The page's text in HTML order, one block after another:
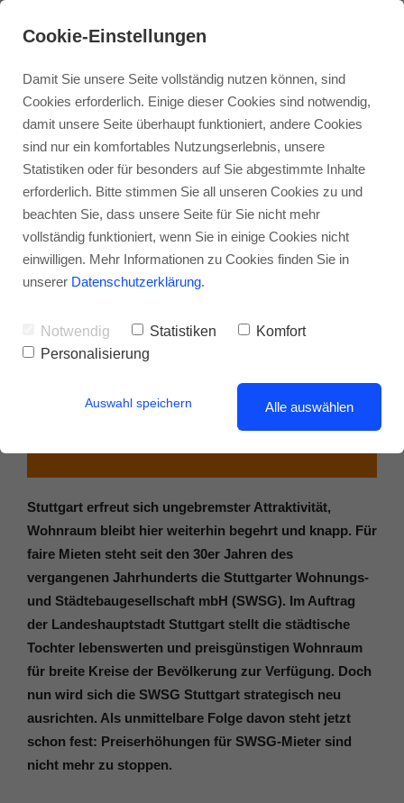
Mieterhöhungen für SWSG-Mieter in
Stuttgart sind beschlossene Sache
Stuttgart erfreut sich ungebremster Attraktivität,
Wohnraum bleibt hier weiterhin begehrt und knapp. Für
faire Mieten steht seit den 30er Jahren des
vergangenen Jahrhunderts die Stuttgarter Wohnungs‐
und Städtebaugesellschaft mbH (SWSG). Im Auftrag
der Landeshauptstadt Stuttgart stellt die städtische
Tochter lebenswerten und preisgünstigen Wohnraum
für breite Kreise der Bevölkerung zur Verfügung. Doch
nun wird sich die SWSG Stuttgart strategisch neu
ausrichten. Als unmittelbare Folge davon steht jetzt
schon fest: Preiserhöhungen für SWSG-Mieter sind
nicht mehr zu stoppen.
Cookie-Einstellungen
Damit Sie unsere Seite vollständig nutzen können, sind
Cookies erforderlich. Einige dieser Cookies sind notwendig,
damit unsere Seite überhaupt funktioniert, andere Cookies
sind nur ein komfortables Nutzungserlebnis, unsere
Statistiken oder für besonders auf Sie abgestimmte Inhalte
erforderlich. Bitte stimmen Sie all unseren Cookies zu und
beachten Sie, dass unsere Seite für Sie nicht mehr
vollständig funktioniert, wenn Sie in einige Cookies nicht
einwilligen. Mehr Informationen zu Cookies finden Sie in
unserer Datenschutzerklärung.
Notwendig Statistiken
Komfort
Personalisierung
Auswahl speichern Alle auswählen